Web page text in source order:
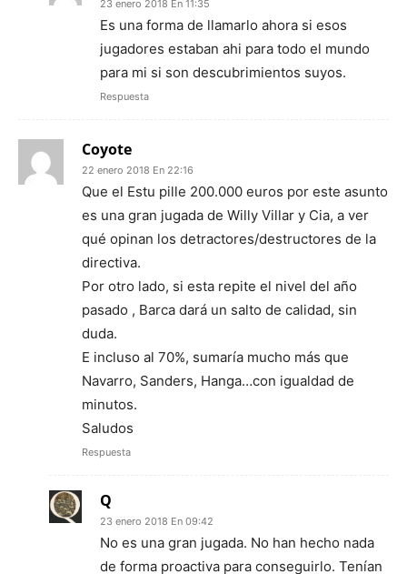
23 enero 2018 En 11:35
Es una forma de llamarlo ahora si esos
jugadores estaban ahi para todo el mundo
para mi si son descubrimientos suyos.
Respuesta
Coyote
22 enero 2018 En 22:16
Que el Estu pille 200.000 euros por este asunto
es una gran jugada de Willy Villar y Cia, a ver
qué opinan los detractores/destructores de la
directiva.
Por otro lado, si esta repite el nivel del año
pasado , Barca dará un salto de calidad, sin
duda.
E incluso al 70%, sumaría mucho más que
Navarro, Sanders, Hanga…con igualdad de
minutos.
Saludos
Respuesta
Q
23 enero 2018 En 09:42
No es una gran jugada. No han hecho nada
de forma proactiva para conseguirlo. Tenían